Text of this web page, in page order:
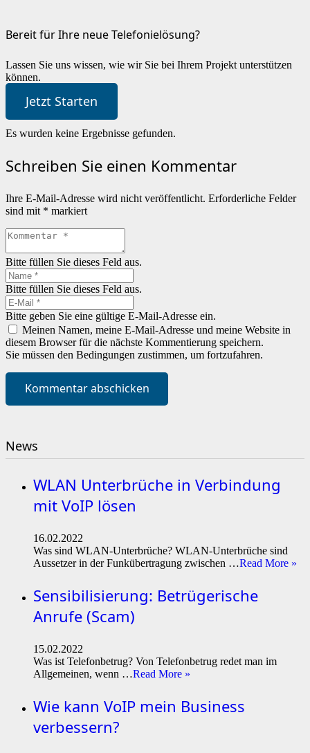
Bereit für Ihre neue Telefonielösung?
Lassen Sie uns wissen, wie wir Sie bei Ihrem Projekt unterstützen
können.
Jetzt Starten
Es wurden keine Ergebnisse gefunden.
Schreiben Sie einen Kommentar
Ihre E-Mail-Adresse wird nicht veröffentlicht. Erforderliche Felder
sind mit * markiert
Bitte füllen Sie dieses Feld aus.
Bitte füllen Sie dieses Feld aus.
Bitte geben Sie eine gültige E-Mail-Adresse ein.
Meinen Namen, meine E-Mail-Adresse und meine Website in
diesem Browser für die nächste Kommentierung speichern.
Sie müssen den Bedingungen zustimmen, um fortzufahren.
Kommentar abschicken
News
WLAN Unterbrüche in Verbindung
mit VoIP lösen
16.02.2022
Was sind WLAN-Unterbrüche? WLAN-Unterbrüche sind
Aussetzer in der Funkübertragung zwischen …Read More »
Sensibilisierung: Betrügerische
Anrufe (Scam)
15.02.2022
Was ist Telefonbetrug? Von Telefonbetrug redet man im
Allgemeinen, wenn …Read More »
Wie kann VoIP mein Business
verbessern?